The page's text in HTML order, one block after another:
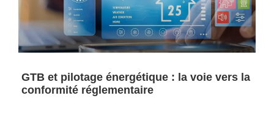
GTB et pilotage énergétique : la voie vers la
conformité réglementaire